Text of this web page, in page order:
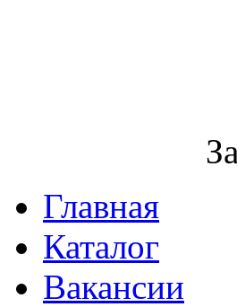
Главная
Каталог
Вакансии